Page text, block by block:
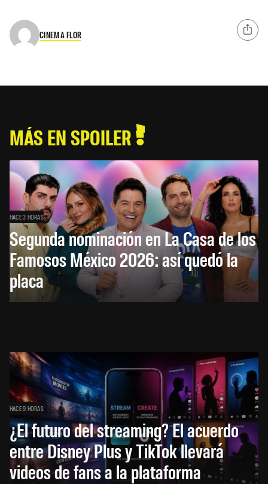
CINEMA FLOR
MÁS EN SPOILER
HACE 3 HORAS
Segunda nominación en La Casa de los
Famosos México 2026: así quedó la
placa
HACE 9 HORAS
¿El futuro del streaming? El acuerdo
entre Disney Plus y TikTok llevará
videos de fans a la plataforma